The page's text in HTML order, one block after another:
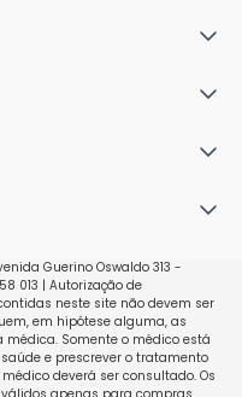
Guerino Oswaldo 313 -
013 | Autorização de
neste site não devem ser
em hipótese alguma, as
Somente o médico está
e prescrever o tratamento
deverá ser consultado. Os